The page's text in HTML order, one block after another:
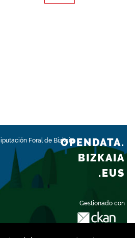
Foral de Bizkaia
Gestionado con
OPENDATA.
BIZKAIA
.EUS